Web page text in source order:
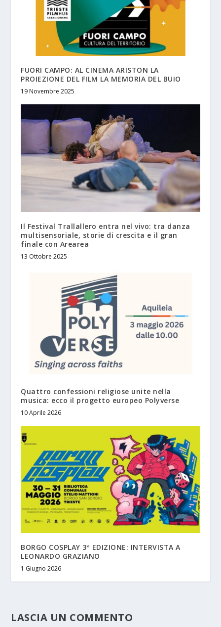
FUORI CAMPO: AL CINEMA ARISTON LA
PROIEZIONE DEL FILM LA MEMORIA DEL BUIO
19 Novembre 2025
Il Festival Trallallero entra nel vivo: tra danza
multisensoriale, storie di crescita e il gran
finale con Arearea
13 Ottobre 2025
Quattro confessioni religiose unite nella
musica: ecco il progetto europeo Polyverse
10 Aprile 2026
BORGO COSPLAY 3ª EDIZIONE: INTERVISTA A
LEONARDO GRAZIANO
1 Giugno 2026
LASCIA UN COMMENTO